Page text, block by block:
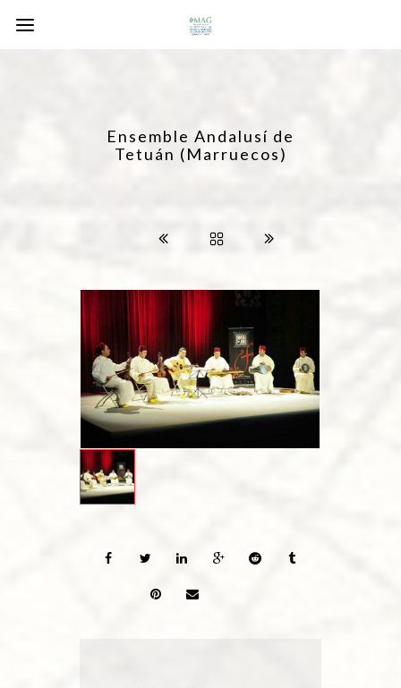
Ensemble Andalusí de
Tetuán (Marruecos)